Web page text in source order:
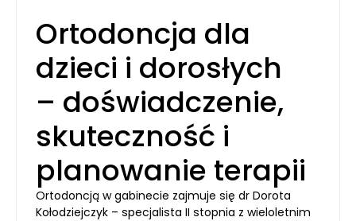
Ortodoncja dla
dzieci i dorosłych
– doświadczenie,
skuteczność i
planowanie terapii
Ortodoncją w gabinecie zajmuje się dr Dorota
Kołodziejczyk – specjalista II stopnia z wieloletnim